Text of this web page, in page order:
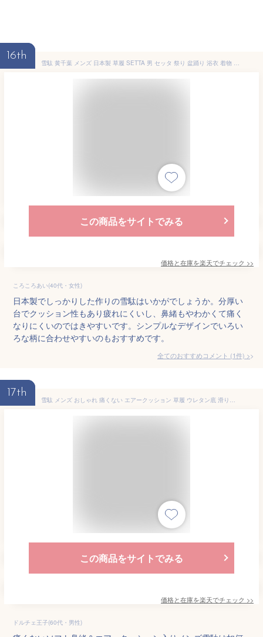
16th
雪駄 黄千葉 メンズ 日本製 草履 SETTA 男 セッタ 祭り 盆踊り 浴衣 着物 角型 スポンジ サンド底 黄千葉雪駄 神社 寺 プレゼント ギフト 父の日 カッコいい おしゃれ 痛くない 雪駄 草履 男性 キチバ表 スポンジ底 柄花緒 日本製
この商品をサイトでみる
価格と在庫を楽天でチェック >>
ころころあい(40代・女性)
日本製でしっかりした作りの雪駄はいかがでしょうか。分厚い
台でクッション性もあり疲れにくいし、鼻緒もやわかくて痛く
なりにくいのではきやすいです。シンプルなデザインでいろい
ろな柄に合わせやすいのもおすすめです。
全てのおすすめコメント (1件) >
17th
雪駄 メンズ おしゃれ 痛くない エアークッション 草履 ウレタン底 滑りにくい 雨 水濡れOK 下駄 和服 着物 作務衣 浴衣 靴 履物 フリーサイズ 男性用 男物 紳士用 黒 無地 履きやすい 全5色 紺 グレー 緑 茶色 黒 父の日 ギフト プレゼント
この商品をサイトでみる
価格と在庫を楽天でチェック >>
ドルチェ王子(60代・男性)